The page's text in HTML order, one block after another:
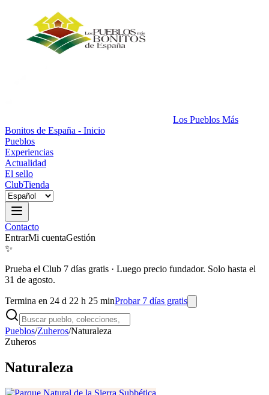
Los Pueblos Más
Bonitos de España - Inicio
Pueblos
Experiencias
Actualidad
El sello
ClubTienda
Contacto
EntrarMi cuentaGestión
✨
Prueba el Club 7 días gratis · Luego precio fundador. Solo hasta el
31 de agosto.
Termina en 24 d 22 h 25 minProbar 7 días gratis
Pueblos/Zuheros/Naturaleza
Zuheros
Naturaleza